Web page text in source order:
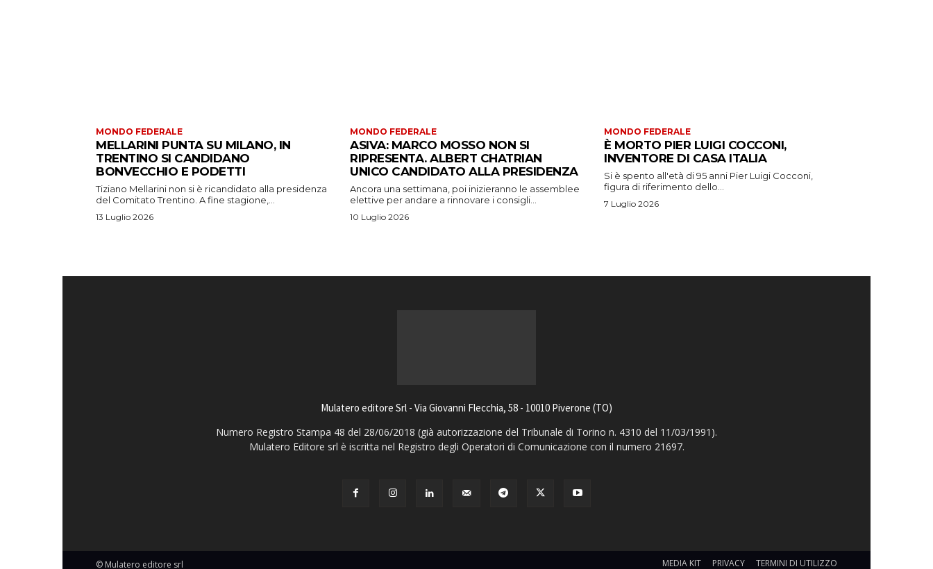
MONDO FEDERALE
MELLARINI PUNTA SU MILANO, IN
TRENTINO SI CANDIDANO
BONVECCHIO E PODETTI
Tiziano Mellarini non si è ricandidato alla presidenza
del Comitato Trentino. A fine stagione,...
13 Luglio 2026
MONDO FEDERALE
ASIVA: MARCO MOSSO NON SI
RIPRESENTA. ALBERT CHATRIAN
UNICO CANDIDATO ALLA PRESIDENZA
Ancora una settimana, poi inizieranno le assemblee
elettive per andare a rinnovare i consigli...
10 Luglio 2026
MONDO FEDERALE
È MORTO PIER LUIGI COCCONI,
INVENTORE DI CASA ITALIA
Si è spento all'età di 95 anni Pier Luigi Cocconi,
figura di riferimento dello...
7 Luglio 2026
Mulatero editore Srl - Via Giovanni Flecchia, 58 - 10010 Piverone (TO)
Numero Registro Stampa 48 del 28/06/2018 (già autorizzazione del Tribunale di Torino n. 4310 del 11/03/1991).
Mulatero Editore srl è iscritta nel Registro degli Operatori di Comunicazione con il numero 21697.
© Mulatero editore srl MEDIA KIT PRIVACY TERMINI DI UTILIZZO